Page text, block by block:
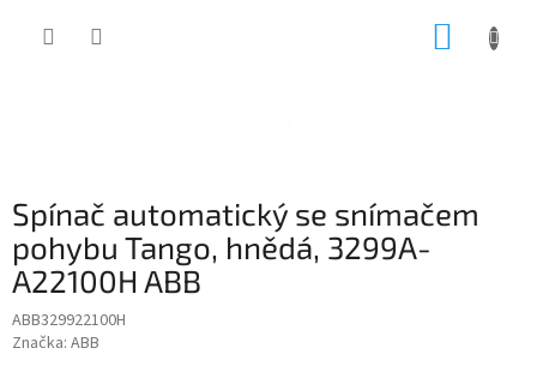
Spínač automatický se snímačem
pohybu Tango, hnědá, 3299A-
A22100H ABB
ABB329922100H
Značka: ABB